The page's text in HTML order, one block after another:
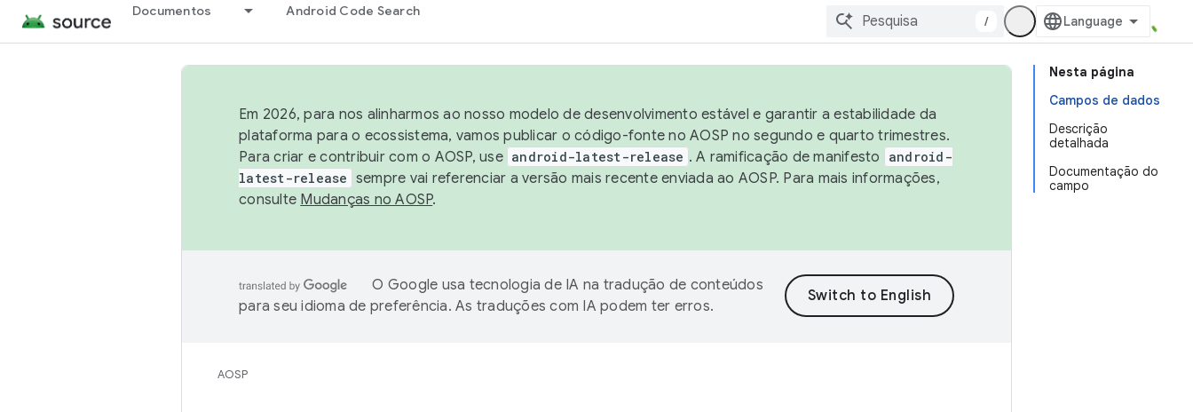
Documentos Android Code Search
/
Nesta página
Campos de dados
Descrição
detalhada
Documentação do
campo
Em 2026, para nos alinharmos ao nosso modelo de desenvolvimento estável e garantir a estabilidade da
plataforma para o ecossistema, vamos publicar o código-fonte no AOSP no segundo e quarto trimestres.
Para criar e contribuir com o AOSP, use android-latest-release . A ramificação de manifesto
android-
latest-release sempre vai referenciar a versão mais recente enviada ao AOSP. Para mais informações,
consulte Mudanças no AOSP.
O Google usa tecnologia de IA na tradução de conteúdos
para seu idioma de preferência. As traduções com IA podem ter erros.
AOSP